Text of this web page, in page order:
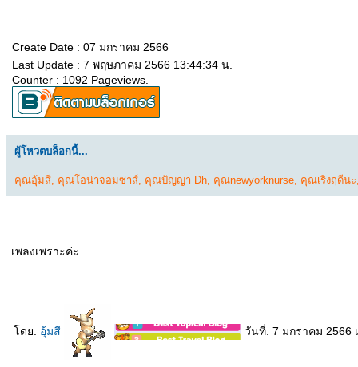
Create Date : 07 มกราคม 2566
Last Update : 7 พฤษภาคม 2566 13:44:34 น.
Counter : 1092 Pageviews.
ผู้โหวตบล็อกนี้...
คุณอุ้มสี, คุณโอน่าจอมซ่าส์, คุณปัญญา Dh, คุณnewyorknurse, คุณเริงฤดีนะ
เพลงเพราะค่ะ
ดย: อุ้มสี วันที่: 7 มกราคม 2566